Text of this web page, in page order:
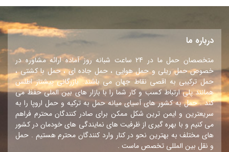
درباره ما
متخصصان حمل ما در 24 ساعت شبانه روز آماده ارائه مشاوره در
خصوص حمل ریلی و حمل هوایی ، حمل جاده ای ، حمل با کشتی ،
حمل ترکیبی به اقصی نقاط جهان می باشند. بازرگانی پیشتاز اطلس
همانند پلی ارتباط کسب و کار شما را با بازار های بین الملی حفظ می
کند . حمل به کشور های آسیای میانه حمل به ترکیه و حمل اروپا را به
سریعترین و ایمن ترین شکل ممکن برای صادر کنندگان محترم فراهم
می کنیم و با بهره گیری از ظرفیت های نمایندگی های خودمان در کشور
های مختلف به بهترین نحو در کنار وارد کنندگان محترم هستیم . حمل
و نقل بین المللی تخصص ماست .